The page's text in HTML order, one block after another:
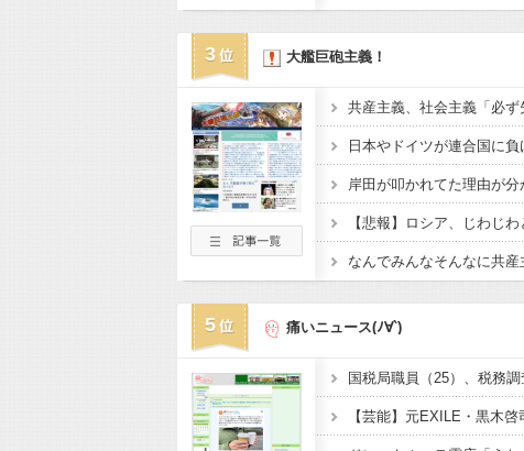
3 大艦巨砲主義！
日本やドイツが連合国に負
岸田が叩かれてた理由が分
【悲報】ロシア、じわじ
なんでみんなそんなに共産
5 痛いニュース(ﾉ∀`)